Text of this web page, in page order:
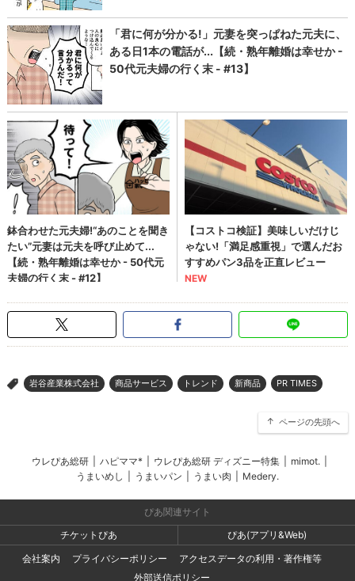
> 岩谷産業株式会社 商品サービス トレンド 新商品 PR TIMES
ページの先頭へ
ウレぴあ総研 ハピママ* ウレぴあ総研 ディズニー特集 mimot.
うまいめし
うまいパン うまい肉 Medery.
ぴあ関連サイト
チケットぴあ
ぴあ(アプリ&Web)
会社案内
プライバシーポリシー
アクセスデータの利用・著作権等
外部送信ポリシー